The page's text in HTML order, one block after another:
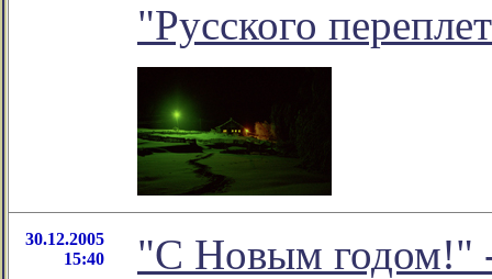
"Русского
30.12.2005
15:40
"С Новым годом!"